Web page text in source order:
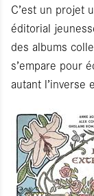
C’est un projet
éditorial
des albums
s’empare pour
autant l’inverse